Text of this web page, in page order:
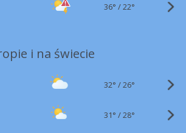
36° /22°
i na świecie
32° /26°
31° /28°